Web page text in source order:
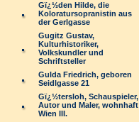
Gï¿½den Hilde, die
Koloratursopranistin aus
der Gerlgasse
Gugitz Gustav,
Kulturhistoriker,
Volkskundler und
Schriftsteller
Gulda Friedrich, geboren
Seidlgasse 21
Gï¿½tersloh, Schauspieler,
Autor und Maler, wohnhaft
Wien III.